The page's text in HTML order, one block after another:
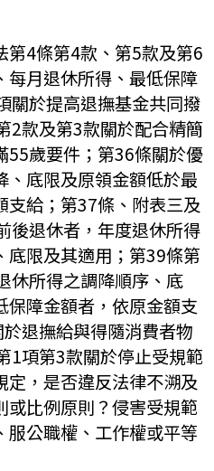
第4條第4款、第5款及第6
月退休所得、最低保障
關於提高退撫基金共同撥
2款及第3款關於配合精簡
55歲要件；第36條關於優
、底限及原領金額低於最
支給；第37條、附表三及
後退休者，年度退休所得
底限及其適用；第39條第
休所得之調降順序、底
保障金額者，依原金額支
退撫給與得隨消費者物
1項第3款關於停止受規範
，是否違反法律不溯及
或比例原則？侵害受規範
公職權、工作權或平等